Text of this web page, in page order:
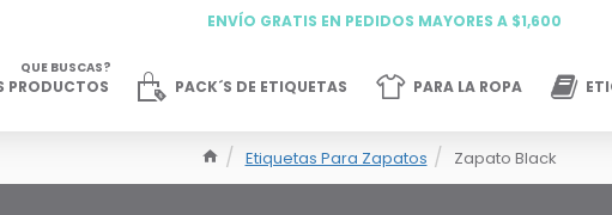
ENVÍO GRATIS EN PEDIDOS MAYORES A $1,600
PRODUCTOS
QUE BUSCAS?
PACK´S DE ETIQUETAS PARA LA ROPA
Etiquetas Para Zapatos Zapato Black